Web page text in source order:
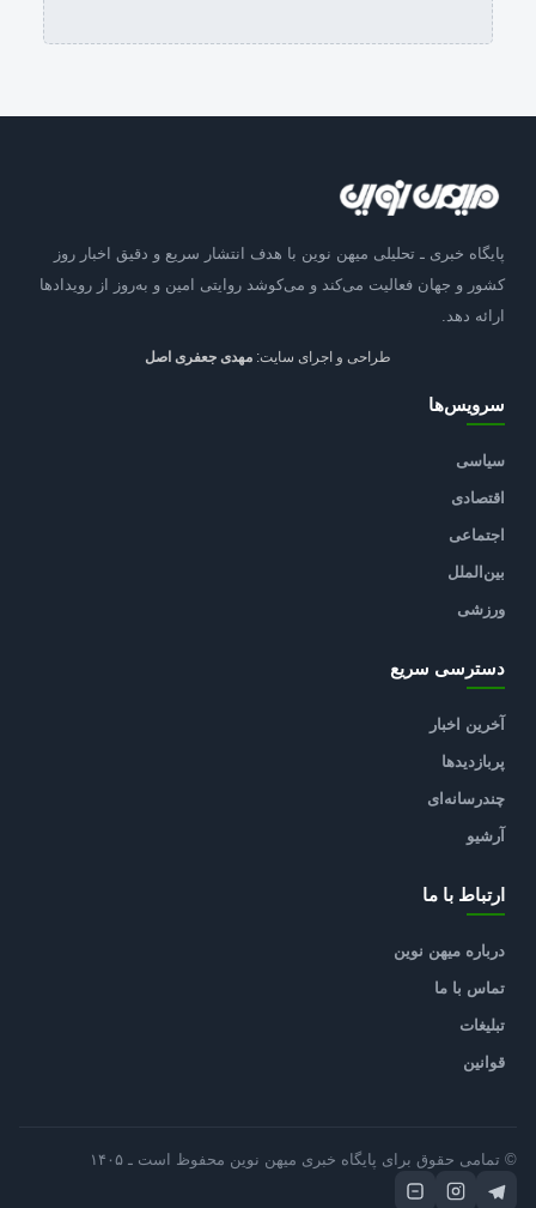
پایگاه خبری ـ تحلیلی میهن نوین با هدف انتشار سریع و دقیق اخبار روز
کشور و جهان فعالیت می‌کند و می‌کوشد روایتی امین و به‌روز از رویدادها
ارائه دهد.
طراحی و اجرای سایت: مهدی جعفری اصل
سرویس‌ها
سیاسی
اقتصادی
اجتماعی
بین‌الملل
ورزشی
دسترسی سریع
آخرین اخبار
پربازدیدها
چندرسانه‌ای
آرشیو
ارتباط با ما
درباره میهن نوین
تماس با ما
تبلیغات
قوانین
© تمامی حقوق برای پایگاه خبری میهن نوین محفوظ است ـ ۱۴۰۵